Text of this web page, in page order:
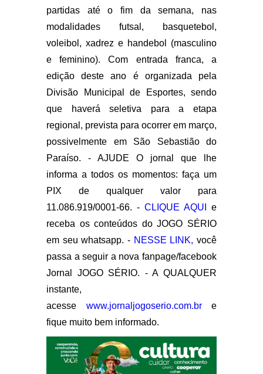
partidas até o fim da semana, nas
modalidades futsal, basquetebol,
voleibol, xadrez e handebol (masculino
e feminino). Com entrada franca, a
edição deste ano é organizada pela
Divisão Municipal de Esportes, sendo
que haverá seletiva para a etapa
regional, prevista para ocorrer em março,
possivelmente em São Sebastião do
Paraíso. - AJUDE O jornal que lhe
informa a todos os momentos: faça um
PIX de qualquer valor para
11.086.919/0001-66. - CLIQUE AQUI
e
receba os conteúdos do JOGO SÉRIO
em seu whatsapp. - NESSE LINK, você
passa a seguir a nova fanpage/facebook
Jornal JOGO SÉRIO. - A QUALQUER
instante,
acesse www.jornaljogoserio.com.bre
fique muito bem informado.